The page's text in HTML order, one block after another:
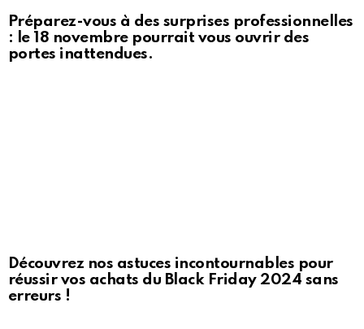
Préparez-vous à des surprises professionnelles
: le 18 novembre pourrait vous ouvrir des
portes inattendues.
Découvrez nos astuces incontournables pour
réussir vos achats du Black Friday 2024 sans
erreurs !